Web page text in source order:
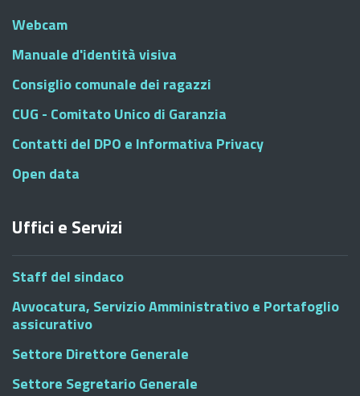
Webcam
Manuale d'identità visiva
Consiglio comunale dei ragazzi
CUG - Comitato Unico di Garanzia
Contatti del DPO e Informativa Privacy
Open data
Uffici e Servizi
Staff del sindaco
Avvocatura, Servizio Amministrativo e Portafoglio
assicurativo
Settore Direttore Generale
Settore Segretario Generale